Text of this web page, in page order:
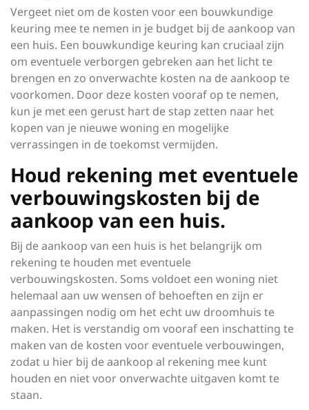
Vergeet niet om de kosten voor een bouwkundige
keuring mee te nemen in je budget bij de aankoop van
een huis. Een bouwkundige keuring kan cruciaal zijn
om eventuele verborgen gebreken aan het licht te
brengen en zo onverwachte kosten na de aankoop te
voorkomen. Door deze kosten vooraf op te nemen,
kun je met een gerust hart de stap zetten naar het
kopen van je nieuwe woning en mogelijke
verrassingen in de toekomst vermijden.
Houd rekening met eventuele
verbouwingskosten bij de
aankoop van een huis.
Bij de aankoop van een huis is het belangrijk om
rekening te houden met eventuele
verbouwingskosten. Soms voldoet een woning niet
helemaal aan uw wensen of behoeften en zijn er
aanpassingen nodig om het echt uw droomhuis te
maken. Het is verstandig om vooraf een inschatting te
maken van de kosten voor eventuele verbouwingen,
zodat u hier bij de aankoop al rekening mee kunt
houden en niet voor onverwachte uitgaven komt te
staan.